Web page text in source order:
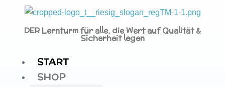
DER Lernturm für alle, die Wert auf Qualität &
Sicherheit legen
START
SHOP